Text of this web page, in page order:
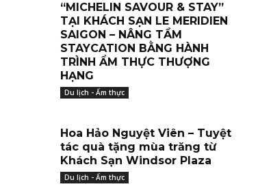
“MICHELIN SAVOUR & STAY”
TẠI KHÁCH SẠN LE MERIDIEN
SAIGON – NÂNG TẦM
STAYCATION BẰNG HÀNH
TRÌNH ẨM THỰC THƯỢNG
HẠNG
Du lịch - Ẩm thực
Hoa Hảo Nguyệt Viên – Tuyệt
tác quà tặng mùa trăng từ
Khách Sạn Windsor Plaza
Du lịch - Ẩm thực